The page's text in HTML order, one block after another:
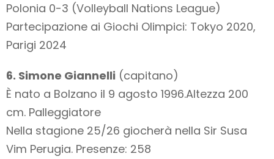
Polonia 0-3 (Volleyball Nations League)
Partecipazione ai Giochi Olimpici: Tokyo 2020,
Parigi 2024
6. Simone Giannelli (capitano)
È nato a Bolzano il 9 agosto 1996.Altezza 200
cm. Palleggiatore
Nella stagione 25/26 giocherà nella Sir Susa
Vim Perugia. Presenze: 258